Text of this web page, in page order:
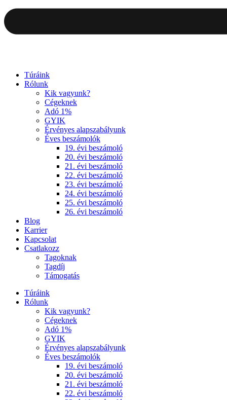
Túráink
Rólunk
Kik vagyunk?
Cégeknek
Adó 1%
GYIK
Érvényes alapszabályunk
Éves beszámolók
19. évi beszámoló
20. évi beszámoló
21. évi beszámoló
22. évi beszámoló
23. évi beszámoló
24. évi beszámoló
25. évi beszámoló
26. évi beszámoló
Blog
Karrier
Kapcsolat
Csatlakozz
Tagoknak
Tagdíj
Támogatás
Túráink
Rólunk
Kik vagyunk?
Cégeknek
Adó 1%
GYIK
Érvényes alapszabályunk
Éves beszámolók
19. évi beszámoló
20. évi beszámoló
21. évi beszámoló
22. évi beszámoló